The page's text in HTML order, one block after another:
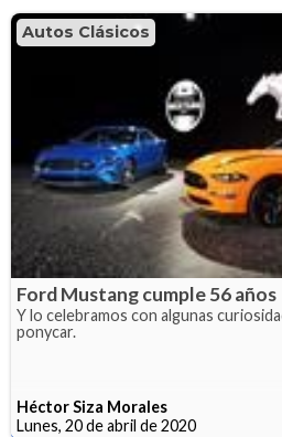
Autos Clásicos
Ford Mustang cumple 56 años
Y lo celebramos con algunas
ponycar.
Héctor Siza Morales
Lunes, 20 de abril de 2020